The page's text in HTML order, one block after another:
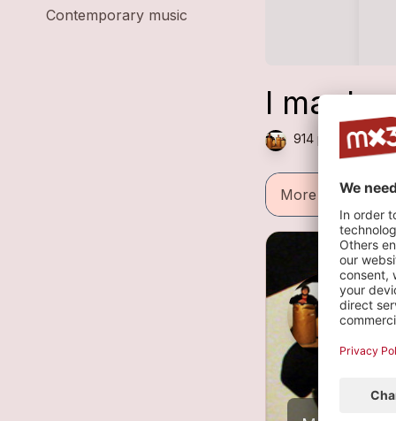
Contemporary music
I mach
914 plays — Rock
More information